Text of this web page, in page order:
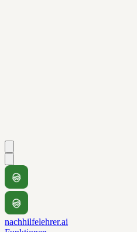
nachhilfelehrer.ai